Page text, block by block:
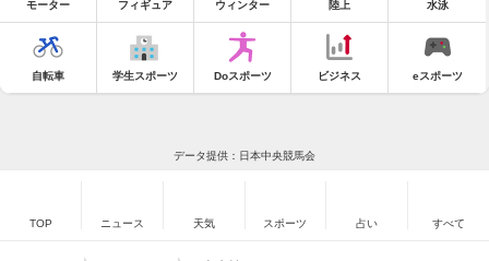
モーター フィギュア ウィンター 陸上 水泳
自転車 学生スポーツ Doスポーツ ビジネス eスポーツ
データ提供：日本中央競馬会
TOP ニュース 天気 スポーツ 占い すべて